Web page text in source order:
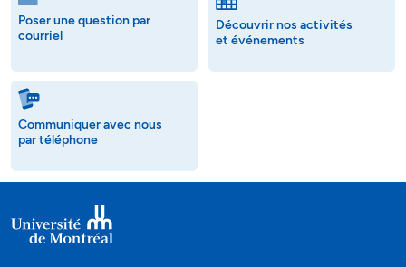
Poser une question par
courriel
Découvrir nos activités
et événements
Communiquer avec nous
par téléphone